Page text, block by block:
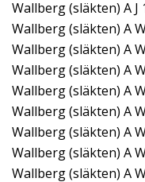
Wallberg (släkten) A J
Wallberg (släkten) A
Wallberg (släkten) A
Wallberg (släkten) A
Wallberg (släkten) A
Wallberg (släkten) A
Wallberg (släkten) A
Wallberg (släkten) A
Wallberg (släkten) A